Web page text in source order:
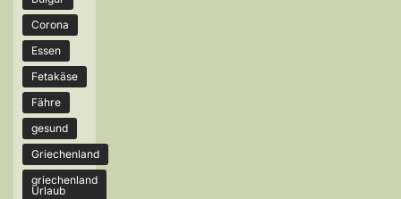
Corona
Essen
Fetakäse
Fähre
gesund
Griechenland
griechenland
Urlaub